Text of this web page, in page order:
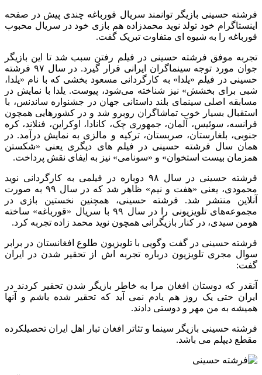
فرشته حسینی بازیگر توانمند سریال قورباغه چندی پیش در صفحه
اینستاگرام خود تولد نوید محمدزاده هم بازی خود در سریال محبوب
قورباغه را به شیوه ای متفاوت تبریک گفت.
تجربه موفق فرشته حسینی در فیلم رفتن سبب شد تا این بازیگر
جوان مورد توجه سینماگران ایرانی قرار گیرد. در سال ۹۷ فرشته
حسینی در فیلم «یلدا» به کارگردانی مسعود بخشی که با نام «یلدا،
شبی برای بخشش» نیز شناخته می‌شود، پیوست. یلدا با نمایش در
مسابقه اصلی سینمای بلند داستانی جهان در جشنواره ساندنس، با
استقبال بسیار خوب تماشاگران روبرو شد و در کشور‌هایی همچون
فرانسه، سوئیس، آلمان، جمهوری چک، کانادا، اوکراین، فنلاند، کره
جنوبی، بلغارستان، صربستان، ترکیه و مالزی به نمایش درآمد. در
همان سال فرشته حسینی در فیلم های دیگری یعنی «شکستن
همزمان بیست استخوان» و «سونامی» نیز به ایفای نقش پرداخت.
فرشته حسینی در سال ۹۸ دوباره در فیلمی به کارگردانی نوید
محمودی، یعنی «هفت و نیم» ظاهر شد که در سال ۹۹ به صورت
آنلاین منتشر شد. فرشته حسینی، همچنین نخستین بازی در
مجموعه‌های تلویزیونی را در سال ۹۹ با سریال «قورباغه» ساخته
هومن سیدی، در کنار بازیگرانی همچون نوید محمد زاده تجربه کرد.
فرشته حسینی در گفت وگویی با تلویزیون طلوع افغانستان در برابر
سوال مجری تلویزیون درباره تجربه اش از تحقیر شدن در ایران
گفت:
آنقدر که دوستان افغان مرا به خاطر بازیگر شدن تحقیر کردند در
ایران حتی یک روز هم یادم نمی آید که تحقیر شده باشم و آنها
همیشه به من مهر و دوستی دادند.
فرشته حسینی بازیگر سینما و تئاتر افغان تبار اهل ایران تحصیلکرده
مقطع دیپلم می باشد.